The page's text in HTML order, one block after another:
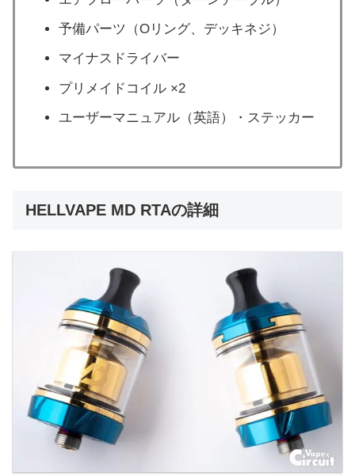
予備パーツ（Oリング、デッキネジ）
マイナスドライバー
プリメイドコイル ×2
ユーザーマニュアル（英語）・ステッカー
HELLVAPE MD RTAの詳細